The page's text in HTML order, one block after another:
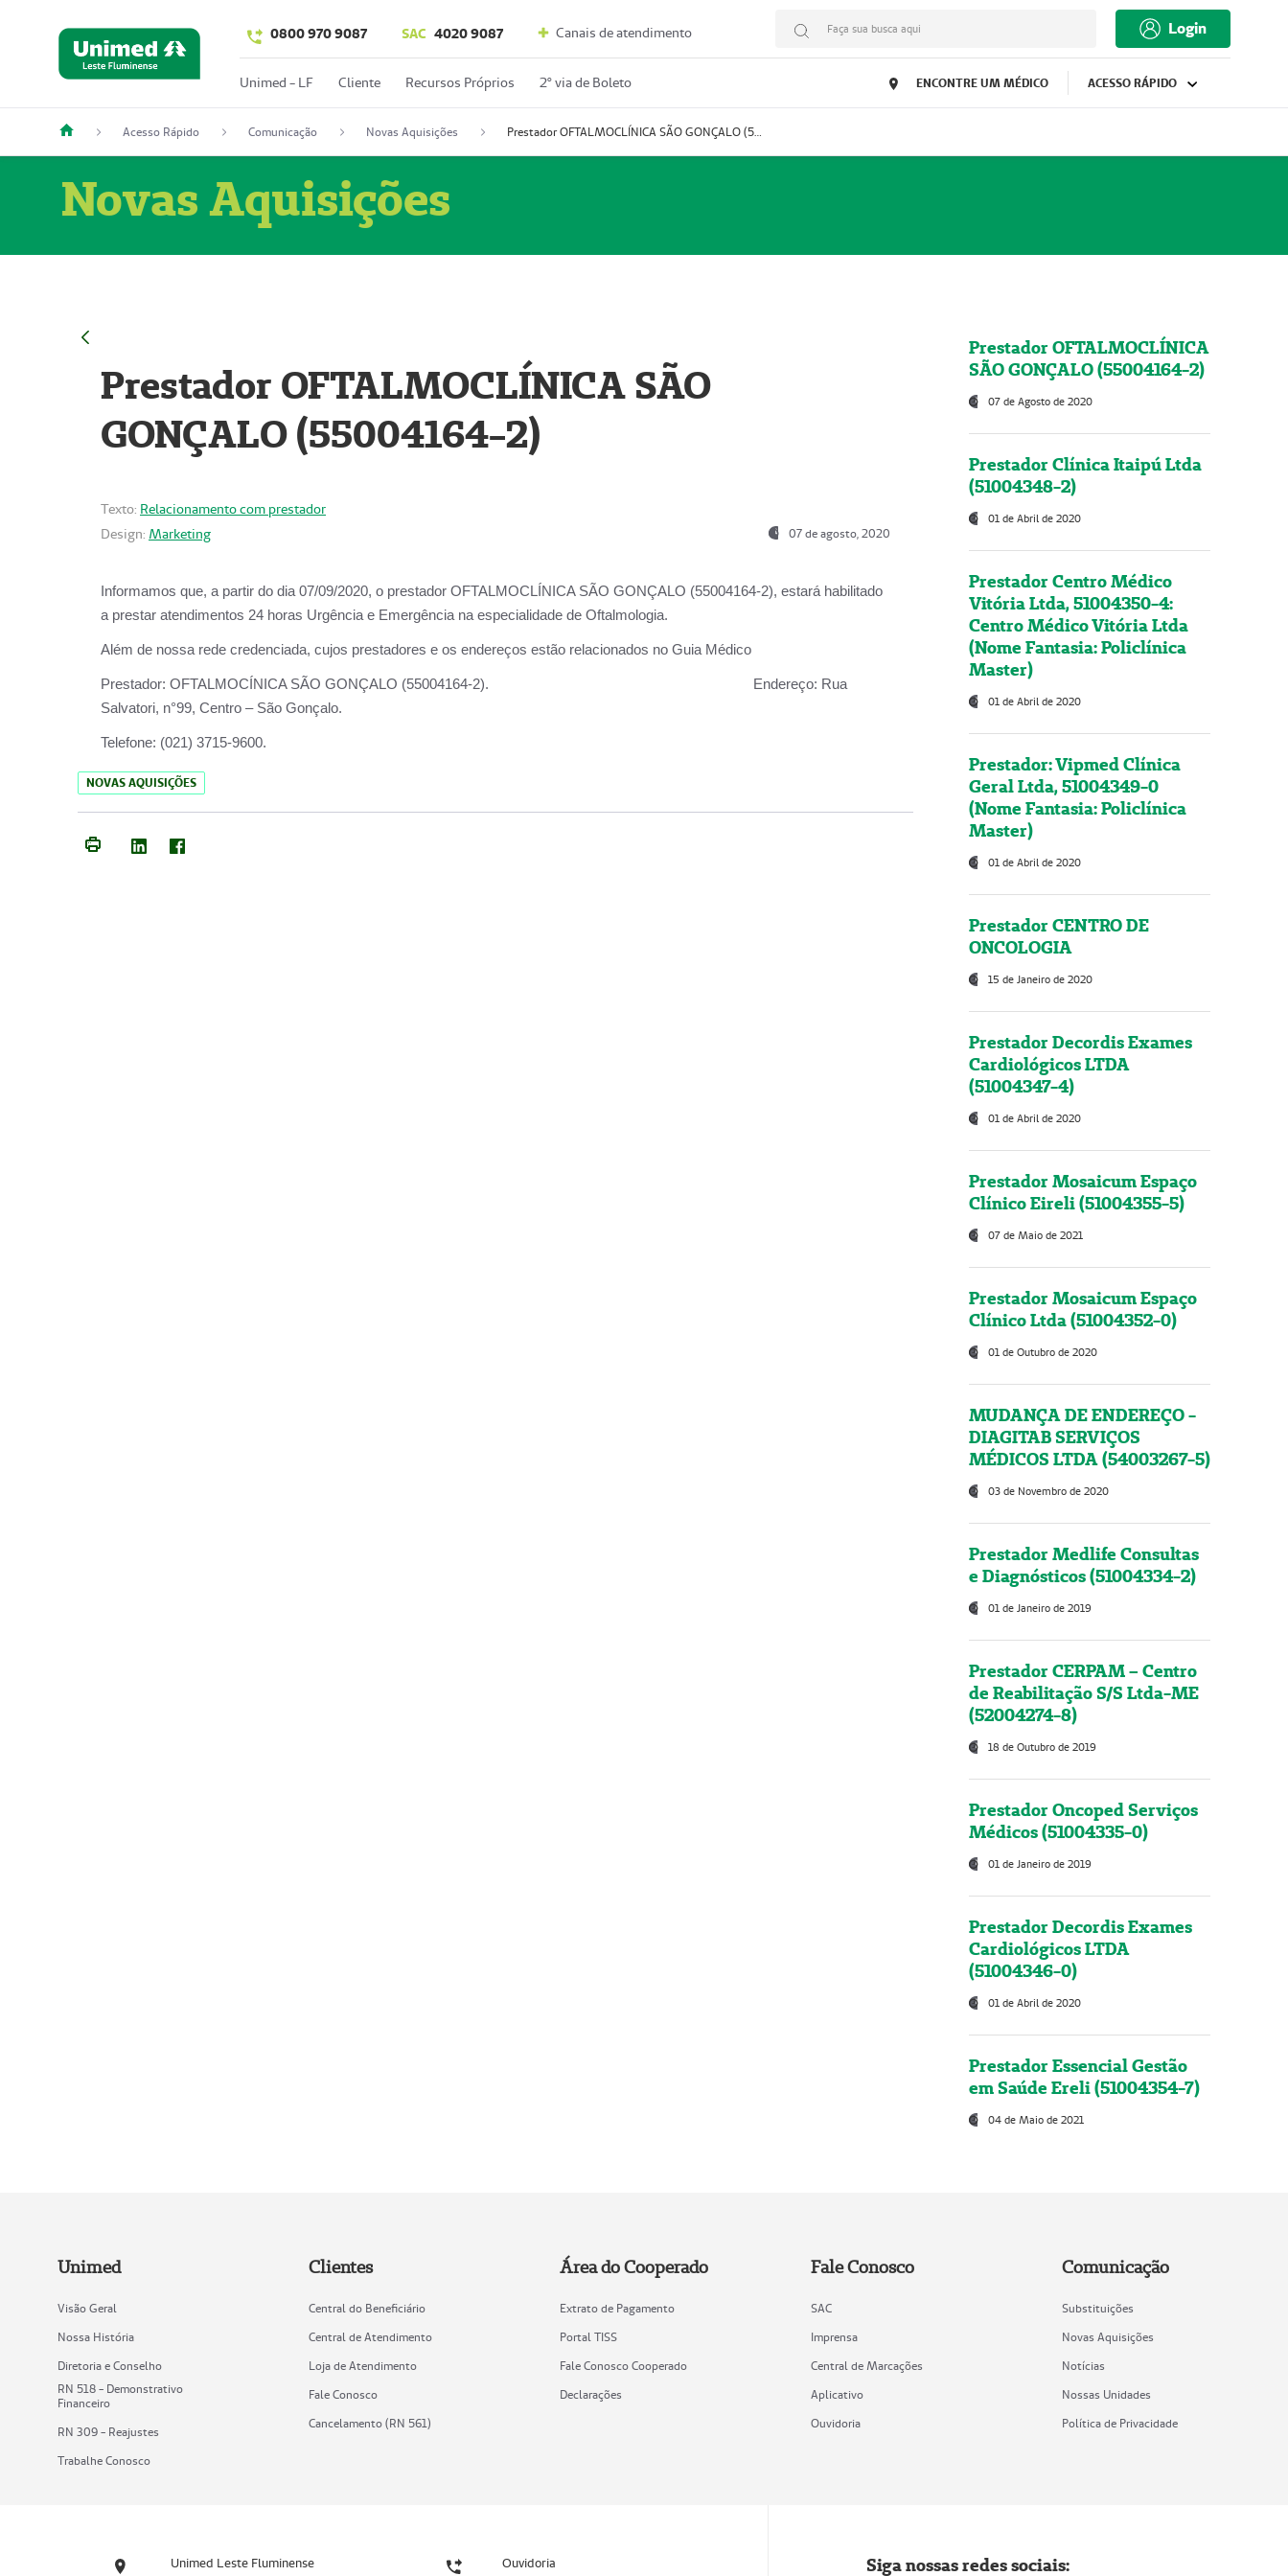
0800 970 9087 SAC 4020 9087 Canais de atendimento Faça sua busca aqui Login
Unimed - LF Cliente Recursos Próprios 2º via de Boleto ENCONTRE UM MÉDICO ACESSO RÁPIDO
Acesso Rápido Comunicação Novas Aquisições Prestador OFTALMOCLÍNICA SÃO GONÇALO (55004164-2)
Novas Aquisições
Prestador OFTALMOCLÍNICA SÃO
GONÇALO (55004164-2)
Texto: Relacionamento com prestador
Design: Marketing 07 de agosto, 2020
Informamos que, a partir do dia 07/09/2020, o prestador OFTALMOCLÍNICA SÃO GONÇALO (55004164-2), estará habilitado
a prestar atendimentos 24 horas Urgência e Emergência na especialidade de Oftalmologia.
Além de nossa rede credenciada, cujos prestadores e os endereços estão relacionados no Guia Médico
Prestador: OFTALMOCÍNICA SÃO GONÇALO (55004164-2). Endereço: Rua
Salvatori, n°99, Centro – São Gonçalo.
Telefone: (021) 3715-9600.
NOVAS AQUISIÇÕES
Prestador OFTALMOCLÍNICA
SÃO GONÇALO (55004164-2)
07 de Agosto de 2020
Prestador Clínica Itaipú Ltda
(51004348-2)
01 de Abril de 2020
Prestador Centro Médico
Vitória Ltda, 51004350-4:
Centro Médico Vitória Ltda
(Nome Fantasia: Policlínica
Master)
01 de Abril de 2020
Prestador: Vipmed Clínica
Geral Ltda, 51004349-0
(Nome Fantasia: Policlínica
Master)
01 de Abril de 2020
Prestador CENTRO DE
ONCOLOGIA
15 de Janeiro de 2020
Prestador Decordis Exames
Cardiológicos LTDA
(51004347-4)
01 de Abril de 2020
Prestador Mosaicum Espaço
Clínico Eireli (51004355-5)
07 de Maio de 2021
Prestador Mosaicum Espaço
Clínico Ltda (51004352-0)
01 de Outubro de 2020
MUDANÇA DE ENDEREÇO -
DIAGITAB SERVIÇOS
MÉDICOS LTDA (54003267-5)
03 de Novembro de 2020
Prestador Medlife Consultas
e Diagnósticos (51004334-2)
01 de Janeiro de 2019
Prestador CERPAM – Centro
de Reabilitação S/S Ltda-ME
(52004274-8)
18 de Outubro de 2019
Prestador Oncoped Serviços
Médicos (51004335-0)
01 de Janeiro de 2019
Prestador Decordis Exames
Cardiológicos LTDA
(51004346-0)
01 de Abril de 2020
Prestador Essencial Gestão
em Saúde Ereli (51004354-7)
04 de Maio de 2021
Unimed
Visão Geral
Nossa História
Diretoria e Conselho
RN 518 - Demonstrativo
Financeiro
RN 309 - Reajustes
Trabalhe Conosco
Clientes
Central do Beneficiário
Central de Atendimento
Loja de Atendimento
Fale Conosco
Cancelamento (RN 561)
Área do Cooperado
Extrato de Pagamento
Portal TISS
Fale Conosco Cooperado
Declarações
Fale Conosco
SAC
Imprensa
Central de Marcações
Aplicativo
Ouvidoria
Comunicação
Substituições
Novas Aquisições
Notícias
Nossas Unidades
Política de Privacidade
Unimed Leste Fluminense Ouvidoria Siga nossas redes sociais: